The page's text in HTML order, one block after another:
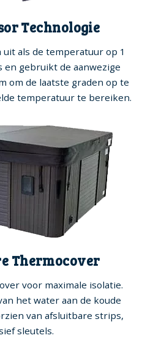
Technologie
als de temperatuur op 1
en gebruikt de aanwezige
om de laatste graden op te
temperatuur te bereiken.
Thermocover
voor maximale isolatie.
het water aan de koude
van afsluitbare strips,
sleutels.